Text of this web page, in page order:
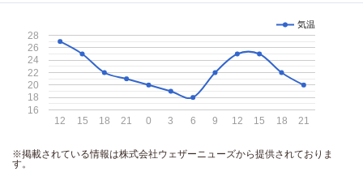
気温
12 15 18 21 0 3 6 9 12 15 18 21
16
18
20
22
24
26
28
※掲載されている情報は株式会社ウェザーニューズから提供されておりま
す。